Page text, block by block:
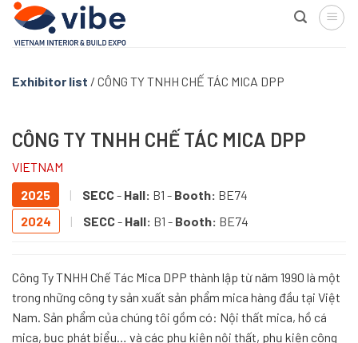
Skip
content
Exhibitor list / CÔNG TY TNHH CHẾ TÁC MICA DPP
CÔNG TY TNHH CHẾ TÁC MICA DPP
VIETNAM
2025
| SECC- Hall: B1 - Booth: BE74
2024
| SECC- Hall: B1 - Booth: BE74
Công Ty TNHH Chế Tác Mica DPP thành lập từ năm 1990 là một
trong những công ty sản xuất sản phẩm mica hàng đầu tại Việt
Nam. Sản phẩm của chúng tôi gồm có: Nội thất mica, hồ cá
mica, bục phát biểu… và các phụ kiện nội thất, phụ kiện công